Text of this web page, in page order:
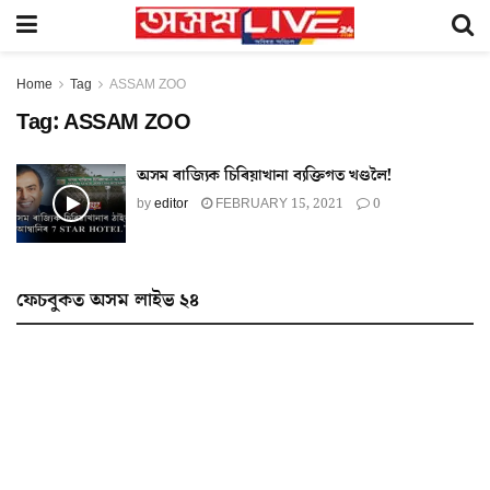
Home Tag ASSAM ZOO
Tag:ASSAM ZOO
অসম ৰাজ্যিক চিৰিয়াখানা ব্যক্তিগত খণ্ডলৈ!
byeditor FEBRUARY 15, 2021 0
ফেচবুকত অসম লাইভ ২৪